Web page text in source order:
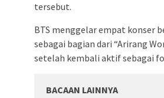
tersebut.
BTS menggelar empat konser
sebagai bagian dari “Arirang
setelah kembali aktif sebagai
BACAAN LAINNYA